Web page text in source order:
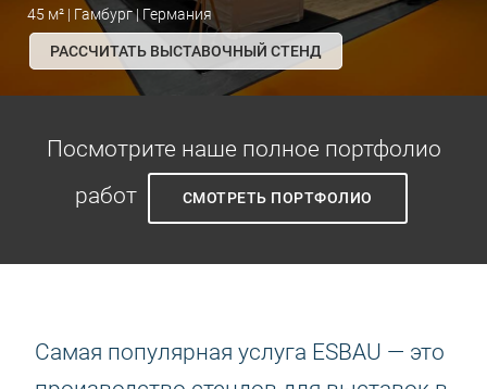
45 м² | Гамбург | Германия
РАССЧИТАТЬ ВЫСТАВОЧНЫЙ СТЕНД
Посмотрите наше полное портфолио
работ
СМОТРЕТЬ ПОРТФОЛИО
Самая популярная услуга ESBAU — это